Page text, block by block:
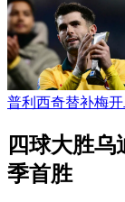
普利西奇替补梅
四球大胜
季首胜